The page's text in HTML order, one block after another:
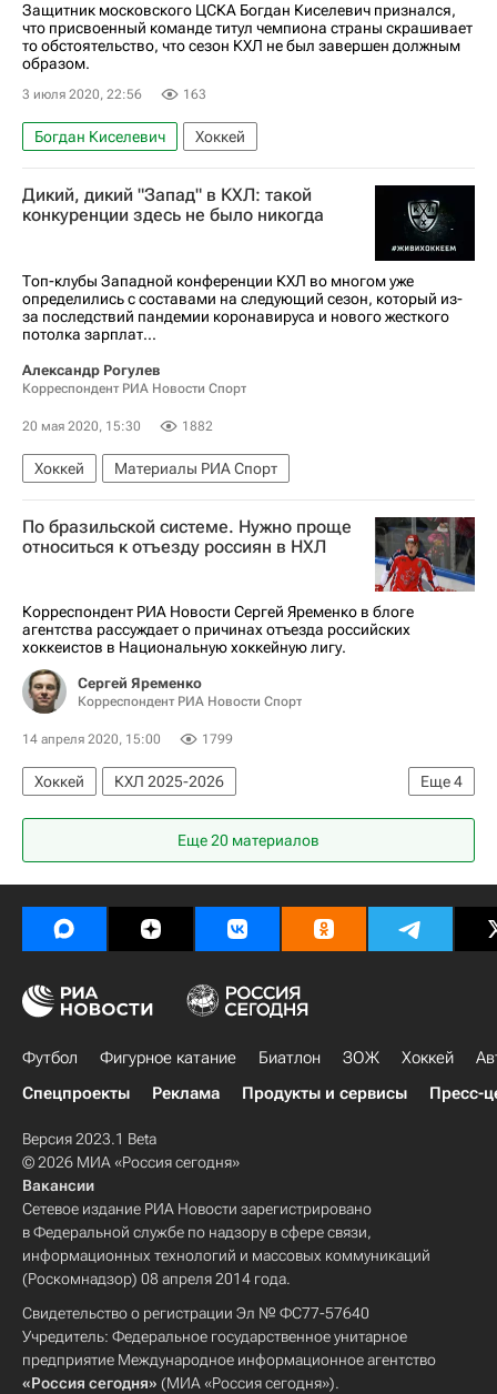
Защитник московского ЦСКА Богдан Киселевич признался,
что присвоенный команде титул чемпиона страны скрашивает
то обстоятельство, что сезон КХЛ не был завершен должным
образом.
3 июля 2020, 22:56 163
Богдан Киселевич Хоккей
Дикий, дикий "Запад" в КХЛ: такой
конкуренции здесь не было никогда
Топ-клубы Западной конференции КХЛ во многом уже
определились с составами на следующий сезон, который из-
за последствий пандемии коронавируса и нового жесткого
потолка зарплат...
Александр Рогулев
Корреспондент РИА Новости Спорт
20 мая 2020, 15:30 1882
Хоккей Материалы РИА Спорт
По бразильской системе. Нужно проще
относиться к отъезду россиян в НХЛ
Корреспондент РИА Новости Сергей Яременко в блоге
агентства рассуждает о причинах отъезда российских
хоккеистов в Национальную хоккейную лигу.
Сергей Яременко
Корреспондент РИА Новости Спорт
14 апреля 2020, 15:00 1799
Еще4
Хоккей
КХЛ 2025-2026
Национальная хоккейная лига (НХЛ)
ЦСКА
СКА (Санкт-Петербург)
Блог редакции РИА Новости Спорт
Еще 20 материалов
Футбол Фигурное катание Биатлон ЗОЖ Хоккей
Спецпроекты
Реклама Продукты и сервисы Пресс-
Версия 2023.1 Beta
© 2026 МИА «Россия сегодня»
Вакансии
Сетевое издание РИА Новости зарегистрировано
в Федеральной службе по надзору в сфере связи,
информационных технологий и массовых коммуникаций
(Роскомнадзор) 08 апреля 2014 года.
Свидетельство о регистрации Эл № ФС77-57640
Учредитель: Федеральное государственное унитарное
предприятие Международное информационное агентство
«Россия сегодня» (МИА «Россия сегодня»).